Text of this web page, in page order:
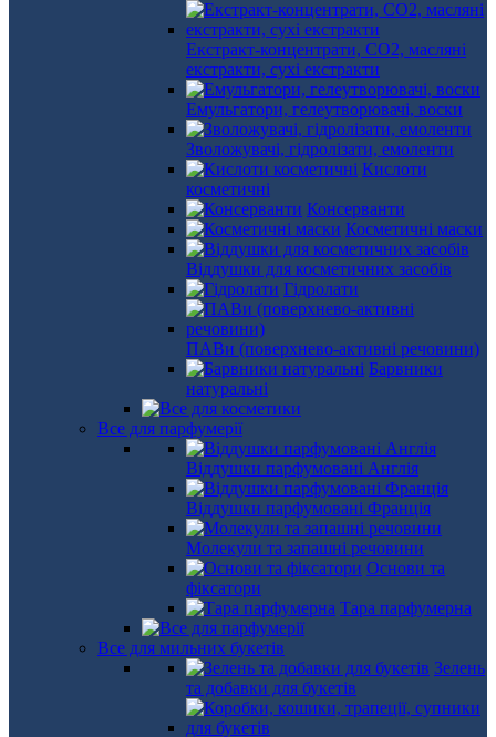
Екстракт-концентрати, СО2, масляні
екстракти, сухі екстракти
Емульгатори, гелеутворювачі, воски
Зволожувачі, гідролізати, емоленти
Кислоти
косметичні
Консерванти
Косметичні маски
Віддушки для косметичних засобів
Гідролати
ПАВи (поверхнево-активні речовини)
Барвники
натуральні
Все для парфумерії
Віддушки парфумовані Англія
Віддушки парфумовані Франція
Молекули та запашні речовини
Основи та
фіксатори
Тара парфумерна
Все для мильних букетів
Зелень
та добавки для букетів